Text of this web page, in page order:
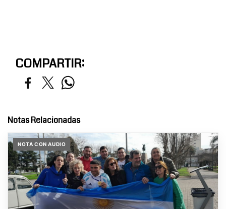
COMPARTIR:
Notas Relacionadas
NOTA CON AUDIO